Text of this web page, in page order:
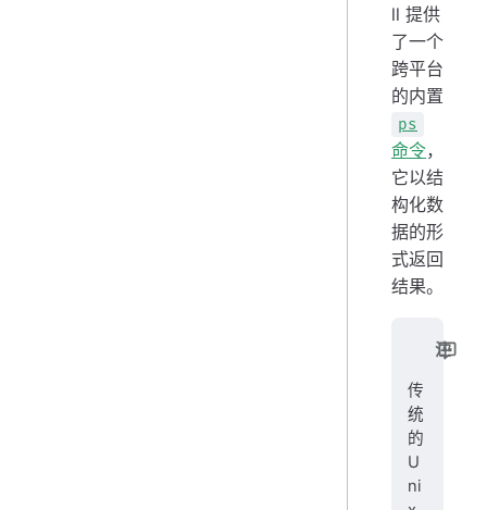
ll 提供
了一个
跨平台
的内置
ps
命令，
它以结
构化数
据的形
式返回
结果。
注
传
统
的
U
ni